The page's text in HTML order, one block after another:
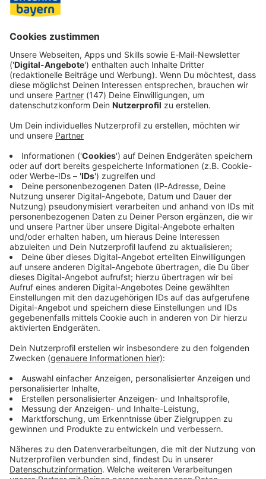
im Besitz einer entsprechenden Erlaubnis ist, benötigt
eine Genehmigung. Die hatte die 58 Jahre alte Tante des
Geburtstagskinds nicht. Gegen sie wird nun wegen
Immer auf dem Laufenden
bleiben!
Verpass' nichts mehr - mit unserem kostenlosen
ANTENNE BAYERN Newsletter. Ob Nachrichten,
Lifestyle oder unsere neuesten Aktionen - wir
informieren dich.
Zum Newsletter anmelden